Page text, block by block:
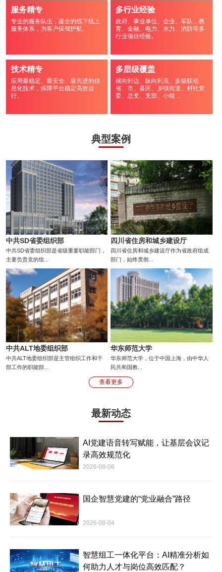
服务精专
专业的服务队伍，建全的线下线上
服务体系，为客户保驾护航。
多行业经验
政府、事业单位、企业、军队，教
育、金融、电力、水力、消防等多
行业项目经验。
技术精专
应用最稳定、最安全、最先进的信
息化技术，保障平台稳定高效运
行。
多层级覆盖
横向到边、纵向到底、多级联动
省、市、县区、乡镇街道、村社党
委、总支、支部、小组 ...
典型案例
中共SD省委组织部
中共SD省委组织部是省级重要职能部门，
主要负责党的组...
四川省住房和城乡建设厅
四川省住房和城乡建设厅作为省政府组成
部门，始终贯彻...
中共ALT地委组织部
中共ALT地委组织部是主管组织工作和干
部工作的职能部...
华东师范大学
华东师范大学，位于中国上海，由中华人
民共和国教...
查看更多
最新动态
AI党建语音转写赋能，让基层会议记
录高效规范化
2026-08-06
国企智慧党建的“党业融合”路径
2026-08-04
智慧组工一体化平台：AI精准分析如
何助力人才与岗位高效匹配？